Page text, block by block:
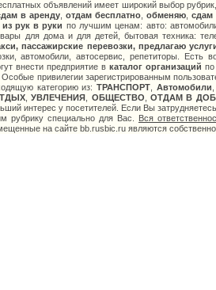
объявлений имеет широкий выбор
в аренду отдам бесплатно обменяю сдам
из рук в руки по лучшим ценам: авто:
для дома и для детей, бытовая техника:
пассажирские перевозки, предлагаю
автомобили, автосервис, репетиторы.
внести предприятие в каталог организаций по
Особые привилегии зарегистрированным
категорию из:ТРАНСПОРТ Автомобили
,УВЛЕЧЕНИЯ ОБЩЕСТВО ,ОТДАМ В
интерес у посетителей. Если Вы
рубрику специально для Вас. Вся
на сайте bb.rusbic.ru являются